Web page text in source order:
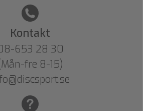
Kontakt
653 28 30
fre 8-15)